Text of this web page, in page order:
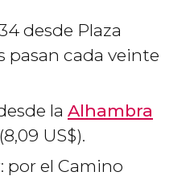
desde Plaza
pasan cada veinte
la Alhambra
(8,09 US$).
por el Camino